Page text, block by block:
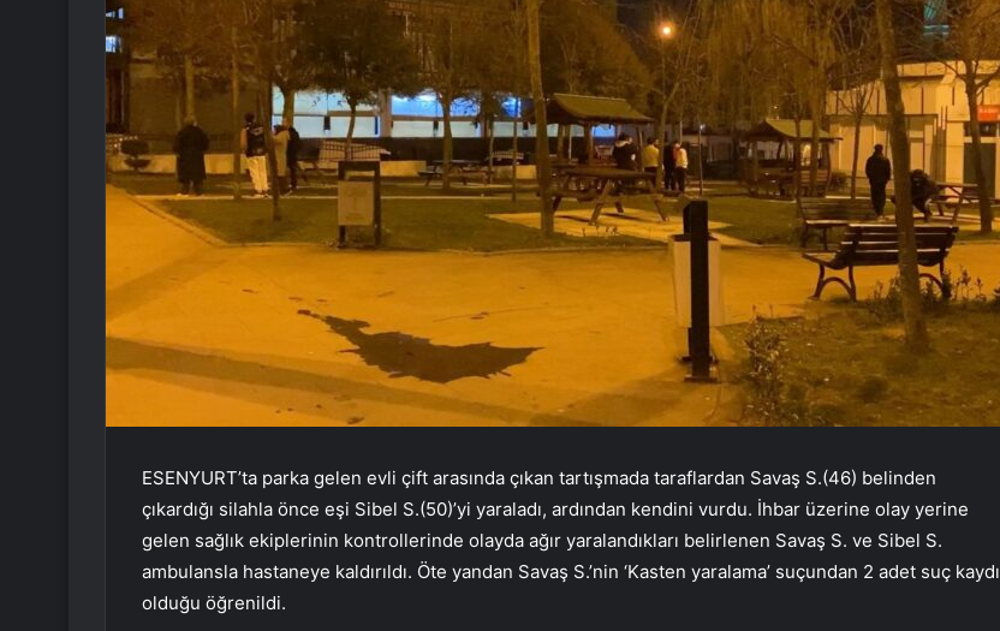
ESENYURT’ta parka gelen evli çift arasında çıkan tartışmada taraflardan Savaş S.(46) belinden
çıkardığı silahla önce eşi Sibel S.(50)’yi yaraladı, ardından kendini vurdu. İhbar üzerine olay yerine
gelen sağlık ekiplerinin kontrollerinde olayda ağır yaralandıkları belirlenen Savaş S. ve Sibel S.
ambulansla hastaneye kaldırıldı. Öte yandan Savaş S.’nin ‘Kasten yaralama’ suçundan 2 adet suç kaydı
olduğu öğrenildi.